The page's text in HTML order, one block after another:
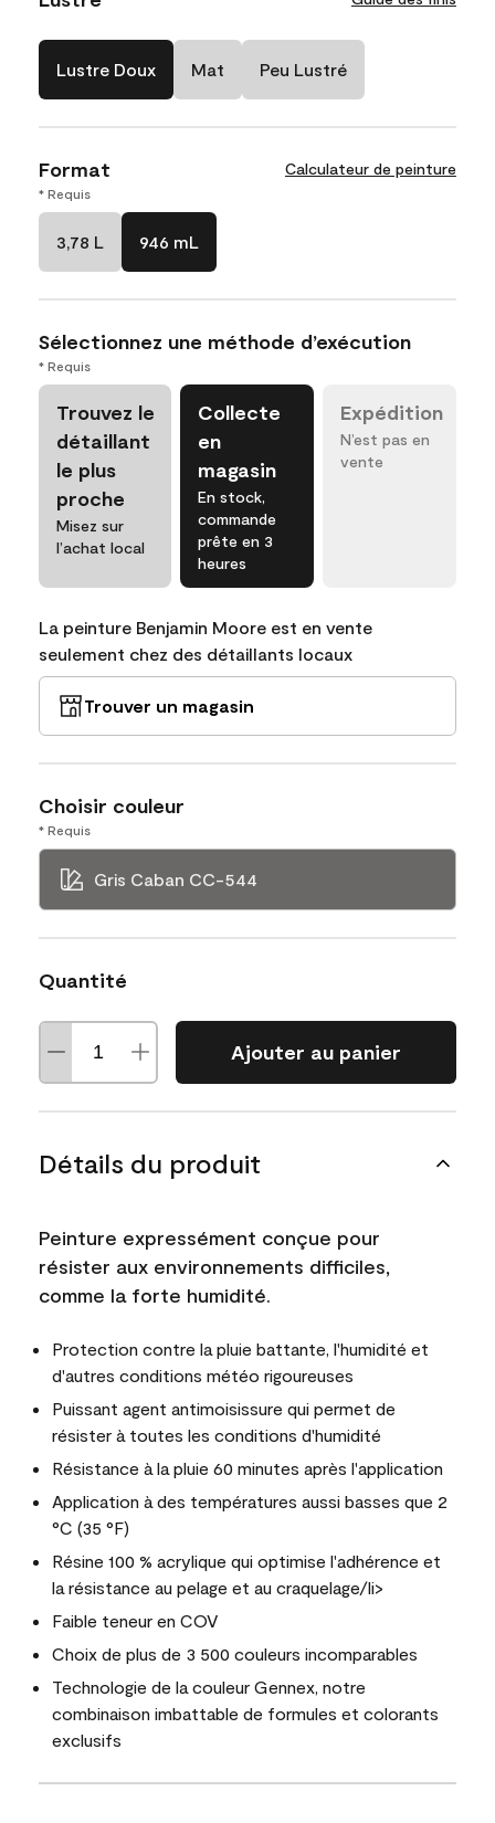
Lustre Doux Mat Peu Lustré
Format Calculateur de peinture
* Requis
3,78 L 946 mL
Sélectionnez une méthode d’exécution
* Requis
Trouvez le
détaillant
le plus
proche
Misez sur
l’achat local
Collecte
en
magasin
En stock,
commande
prête en 3
heures
Expédition
N’est pas en
vente
La peinture Benjamin Moore est en vente
seulement chez des détaillants locaux
Trouver un magasin
Choisir couleur
* Requis
Gris Caban CC-544
Quantité
Ajouter au panier
Détails du produit
Peinture expressément conçue pour
résister aux environnements difficiles,
comme la forte humidité.
Protection contre la pluie battante, l'humidité et
d'autres conditions météo rigoureuses
Puissant agent antimoisissure qui permet de
résister à toutes les conditions d'humidité
Résistance à la pluie 60 minutes après l'application
Application à des températures aussi basses que 2
°C (35 °F)
Résine 100 % acrylique qui optimise l'adhérence et
la résistance au pelage et au craquelage/li>
Faible teneur en COV
Choix de plus de 3 500 couleurs incomparables
Technologie de la couleur Gennex, notre
combinaison imbattable de formules et colorants
exclusifs